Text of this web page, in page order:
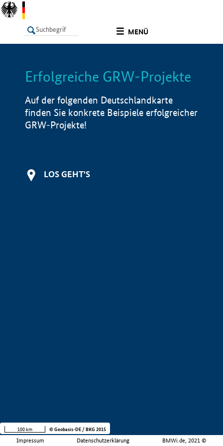
MENÜ
LISTE Info
Erfolgreiche GRW-Projekte
Auf der folgenden Deutschlandkarte
finden Sie konkrete Beispiele erfolgreicher
GRW-Projekte!
LOS GEHT'S
Impressum Datenschutzerklärung BMWi.de, 2021 ©
100 km © Geobasis-DE / BKG 2015